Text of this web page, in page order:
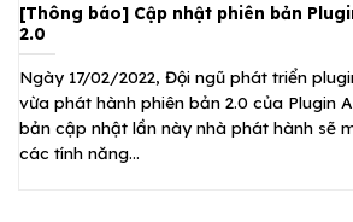
[Thông báo] Cập nhật phiên bản
2.0
Ngày 17/02/2022, Đội ngũ phát triển
vừa phát hành phiên bản 2.0 của Plugin
bản cập nhật lần này nhà phát hành sẽ
các tính năng...